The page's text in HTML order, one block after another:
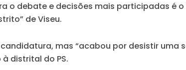
o debate e decisões mais participadas é
de Viseu.
mas “acabou por desistir uma
distrital do PS.